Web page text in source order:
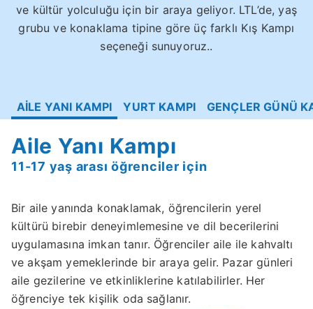
ve kültür yolculuğu için bir araya geliyor. LTL’de, yaş
grubu ve konaklama tipine göre üç farklı Kış Kampı
seçeneği sunuyoruz..
AİLE YANI KAMPI YURT KAMPI GENÇLER GÜNÜ
Aile Yanı Kampı
11-17 yaş arası öğrenciler için
Bir aile yanında konaklamak, öğrencilerin yerel
kültürü birebir deneyimlemesine ve dil becerilerini
uygulamasına imkan tanır. Öğrenciler aile ile kahvaltı
ve akşam yemeklerinde bir araya gelir. Pazar günleri
aile gezilerine ve etkinliklerine katılabilirler. Her
öğrenciye tek kişilik oda sağlanır.